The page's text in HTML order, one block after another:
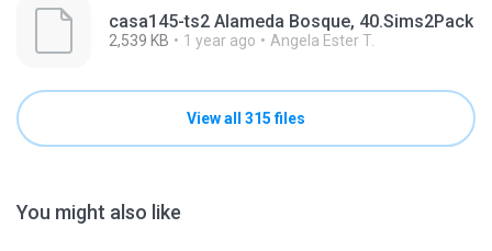
casa145-ts2 Alameda Bosque, 40.Sims2Pack
2,539 KB 1 year ago Angela Ester T.
View all 315 files
You might also like